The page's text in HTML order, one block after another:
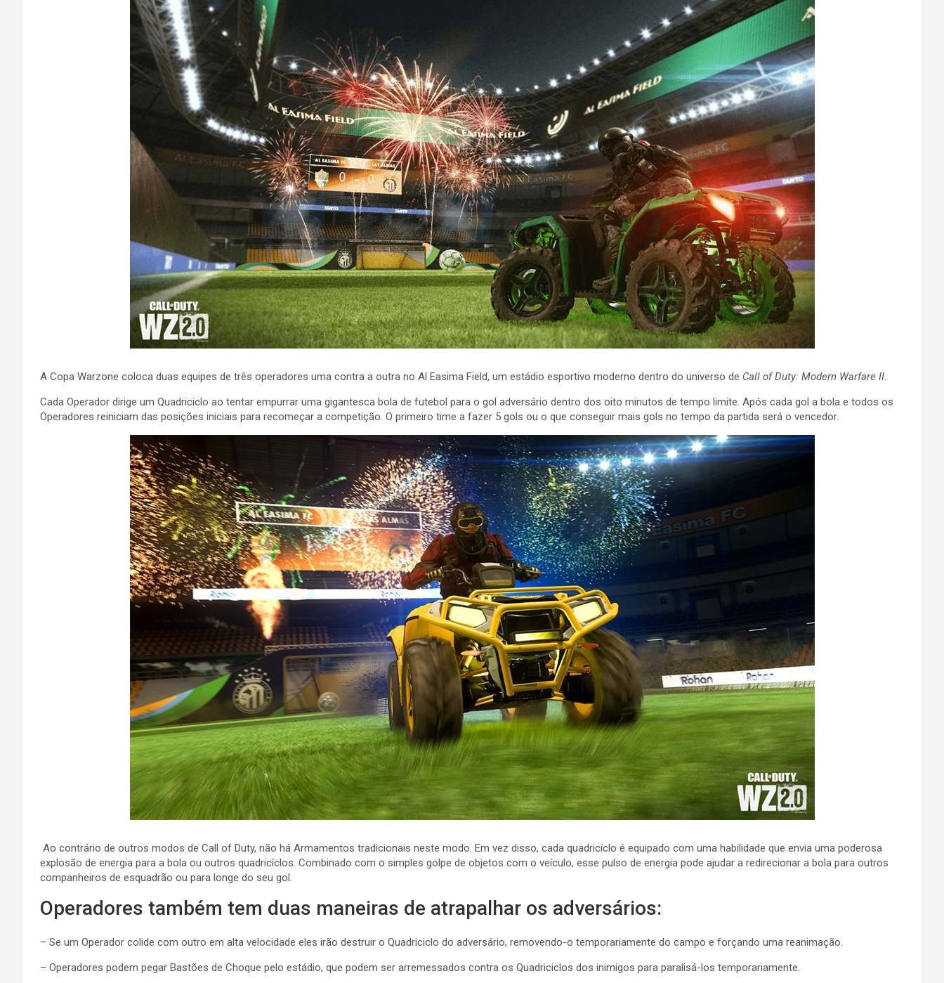
A Copa Warzone coloca duas equipes de três operadores uma contra a outra no Al Easima Field, um estádio esportivo moderno dentro do universo de Call of Duty: Modern Warfare II.
Cada Operador dirige um Quadriciclo ao tentar empurrar uma gigantesca bola de futebol para o gol adversário dentro dos oito minutos de tempo limite. Após cada gol a bola e todos os
Operadores reiniciam das posições iniciais para recomeçar a competição. O primeiro time a fazer 5 gols ou o que conseguir mais gols no tempo da partida será o vencedor.
Ao contrário de outros modos de Call of Duty, não há Armamentos tradicionais neste modo. Em vez disso, cada quadricíclo é equipado com uma habilidade que envia uma poderosa
explosão de energia para a bola ou outros quadricíclos. Combinado com o simples golpe de objetos com o veículo, esse pulso de energia pode ajudar a redirecionar a bola para outros
companheiros de esquadrão ou para longe do seu gol.
Operadores também tem duas maneiras de atrapalhar os adversários:
– Se um Operador colide com outro em alta velocidade eles irão destruir o Quadriciclo do adversário, removendo-o temporariamente do campo e forçando uma reanimação.
– Operadores podem pegar Bastões de Choque pelo estádio, que podem ser arremessados contra os Quadriciclos dos inimigos para paralisá-los temporariamente.